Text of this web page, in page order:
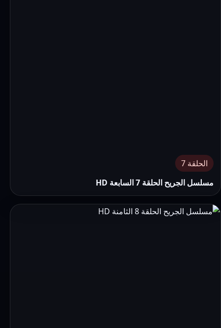
الحلقة 7
مسلسل الجريح الحلقة 7 السابعة HD